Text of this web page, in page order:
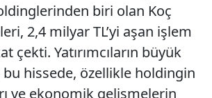
biri olan Koç
2,4 milyar TL’yi aşan işlem
çekti. Yatırımcıların büyük
hissede, özellikle holdingin
ve ekonomik gelişmelerin